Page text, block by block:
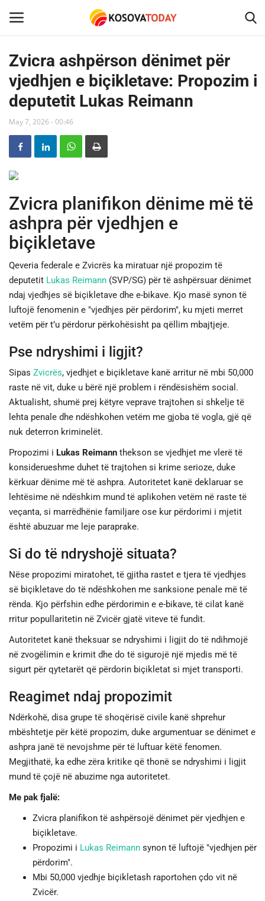
Home
KOSOVA
SHQIPERIA
MAQEDONIA
SHOWBIZ
BOTA
TECH
JETA
SPORTI
SHENDETI
Zvicra ashpërson dënimet për
vjedhjen e biçikletave: Propozim i
deputetit Lukas Reimann
May 7, 2026 - 00:46
Zvicra planifikon dënime më të
ashpra për vjedhjen e
biçikletave
Qeveria federale e Zvicrës ka miratuar një propozim të
deputetit Lukas Reimann (SVP/SG) për të ashpërsuar dënimet
ndaj vjedhjes së biçikletave dhe e-bikave. Kjo masë synon të
luftojë fenomenin e "vjedhjes për përdorim", ku mjeti merret
vetëm për t’u përdorur përkohësisht pa qëllim mbajtjeje.
Pse ndryshimi i ligjit?
Sipas Zvicrës, vjedhjet e biçikletave kanë arritur në mbi 50,000
raste në vit, duke u bërë një problem i rëndësishëm social.
Aktualisht, shumë prej këtyre veprave trajtohen si shkelje të
lehta penale dhe ndëshkohen vetëm me gjoba të vogla, gjë që
nuk deterron kriminelët.
Propozimi i Lukas Reimann thekson se vjedhjet me vlerë të
konsiderueshme duhet të trajtohen si krime serioze, duke
kërkuar dënime më të ashpra. Autoritetet kanë deklaruar se
lehtësime në ndëshkim mund të aplikohen vetëm në raste të
veçanta, si marrëdhënie familjare ose kur përdorimi i mjetit
është abuzuar me leje paraprake.
Si do të ndryshojë situata?
Nëse propozimi miratohet, të gjitha rastet e tjera të vjedhjes
së biçikletave do të ndëshkohen me sanksione penale më të
rënda. Kjo përfshin edhe përdorimin e e-bikave, të cilat kanë
rritur popullaritetin në Zvicër gjatë viteve të fundit.
Autoritetet kanë theksuar se ndryshimi i ligjit do të ndihmojë
në zvogëlimin e krimit dhe do të sigurojë një mjedis më të
sigurt për qytetarët që përdorin biçikletat si mjet transporti.
Reagimet ndaj propozimit
Ndërkohë, disa grupe të shoqërisë civile kanë shprehur
mbështetje për këtë propozim, duke argumentuar se dënimet e
ashpra janë të nevojshme për të luftuar këtë fenomen.
Megjithatë, ka edhe zëra kritike që thonë se ndryshimi i ligjit
mund të çojë në abuzime nga autoritetet.
Me pak fjalë:
Zvicra planifikon të ashpërsojë dënimet për vjedhjen e
biçikletave.
Propozimi i Lukas Reimann synon të luftojë "vjedhjen për
përdorim".
Mbi 50,000 vjedhje biçikletash raportohen çdo vit në
Zvicër.